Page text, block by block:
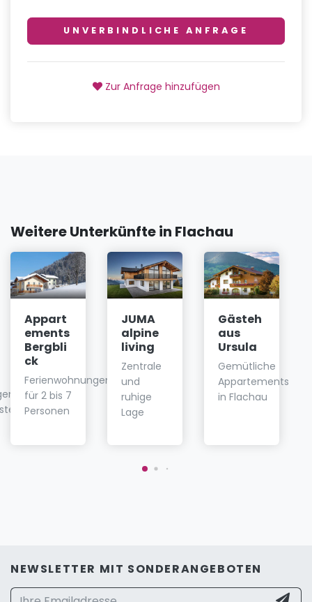
UNVERBINDLICHE ANFRAGE
Zur Anfrage hinzufügen
Weitere Unterkünfte in Flachau
Appart
ements
Bergbli
ck
Ferienwohnungen
für 2 bis 7
Personen
JUMA
alpine
living
Zentrale
und
ruhige
Lage
Gästeh
aus
Ursula
Gemütliche
Appartements
in Flachau
NEWSLETTER MIT SONDERANGEBOTEN